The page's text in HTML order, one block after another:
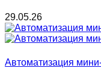
29.05.26
Автоматизация